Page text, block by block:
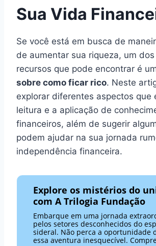
Sua Vida
Se você está em busca de
de aumentar sua riqueza, um
recursos que pode encontrar é
sobre como ficar rico. Neste
explorar diferentes aspectos que
leitura e a aplicação de
financeiros, além de sugerir
podem ajudar na sua jornada
independência financeira.
Explore os mistérios do
com A Trilogia Fundação
Embarque em uma jornada
pelos setores desconhecidos do
sideral. Não perca a oportunidade
essa aventura inesquecível.